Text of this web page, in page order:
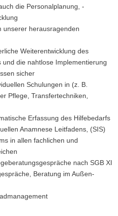
die Personalplanung, -
unserer herausragenden
Weiterentwicklung des
die nahtlose Implementierung
sicher
Schulungen in (z. B.
Pflege, Transfertechniken,
Erfassung des Hilfebedarfs
Anamnese Leitfadens, (SIS)
in allen fachlichen und
nach SGB XI
Beratung im Außen-